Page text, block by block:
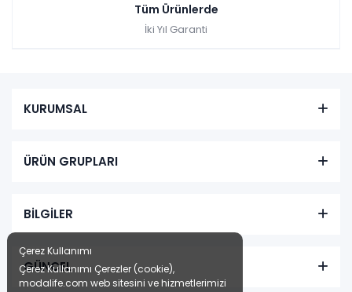
Tüm Ürünlerde
İki Yıl Garanti
KURUMSAL
ÜRÜN GRUPLARI
BİLGİLER
GÜNCEL
Çerez Kullanımı
Çerez Kullanımı Çerezler (cookie),
modalife.com web sitesini ve hizmetlerimizi